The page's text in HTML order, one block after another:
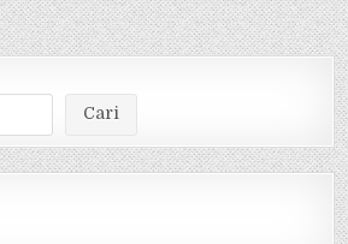
Cari